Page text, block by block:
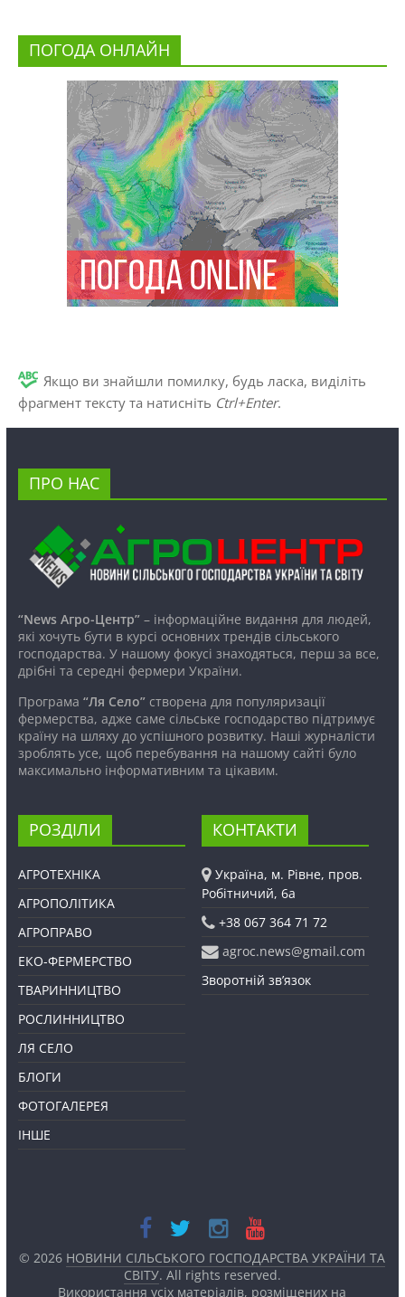
ПОГОДА ОНЛАЙН
Якщо ви знайшли помилку, будь ласка, виділіть
фрагмент тексту та натисніть Ctrl+Enter.
ПРО НАС
“News Агро-Центр”– інформаційне видання для людей,
які хочуть бути в курсі основних трендів сільського
господарства. У нашому фокусі знаходяться, перш за все,
дрібні та середні фермери України.
Програма “Ля Село”створена для популяризації
фермерства, адже саме сільське господарство підтримує
країну на шляху до успішного розвитку. Наші журналісти
зроблять усе, щоб перебування на нашому сайті було
максимально інформативним та цікавим.
РОЗДІЛИ
АГРОТЕХНІКА
АГРОПОЛІТИКА
АГРОПРАВО
ЕКО-ФЕРМЕРСТВО
ТВАРИННИЦТВО
РОСЛИННИЦТВО
ЛЯ СЕЛО
БЛОГИ
ФОТОГАЛЕРЕЯ
ІНШЕ
КОНТАКТИ
Україна, м. Рівне, пров.
Робітничий, 6а
+38 067 364 71 72
agroc.news@gmail.com
Зворотній зв’язок
© 2026 НОВИНИ СІЛЬСЬКОГО ГОСПОДАРСТВА УКРАЇНИ ТА
СВІТУ. All rights reserved.
Використання усіх матеріалів, розміщених на